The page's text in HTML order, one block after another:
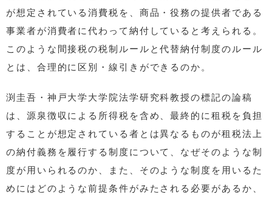
が想定されている消費税を、商品・役務の提供者である
事業者が消費者に代わって納付していると考えられる。
このような間接税の税制ルールと代替納付制度のルール
とは、合理的に区別・線引きができるのか。
渕圭吾・神戸大学大学院法学研究科教授の標記の論稿
は、源泉徴収による所得税を含め、最終的に租税を負担
することが想定されている者とは異なるものが租税法上
の納付義務を履行する制度について、なぜそのような制
度が用いられるのか、また、そのような制度を用いるた
めにはどのような前提条件がみたされる必要があるか、